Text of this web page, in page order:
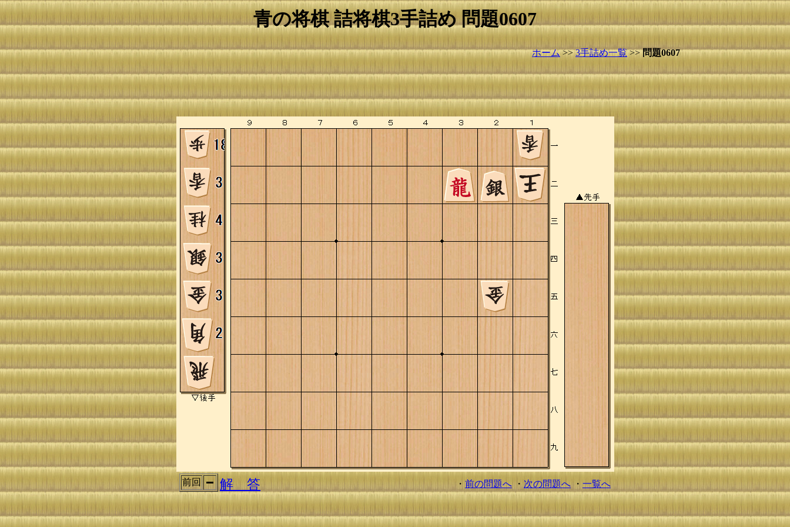
青の将棋 詰将棋3手詰め 問題0607
ホーム>>3手詰め一覧>>問題0607
前回 解 答 ・ 前の問題へ・次の問題へ ・ 一覧へ